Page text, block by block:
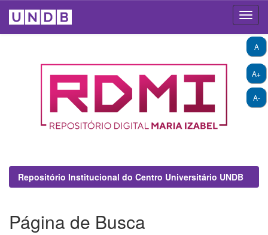
A+
A-
A
Repositório Institucional do Centro Universitário UNDB
Página de Busca